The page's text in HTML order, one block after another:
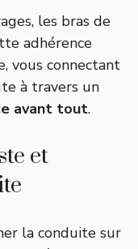
les bras de
adhérence
vous connectant
à travers un
avant tout.
et
la conduite sur